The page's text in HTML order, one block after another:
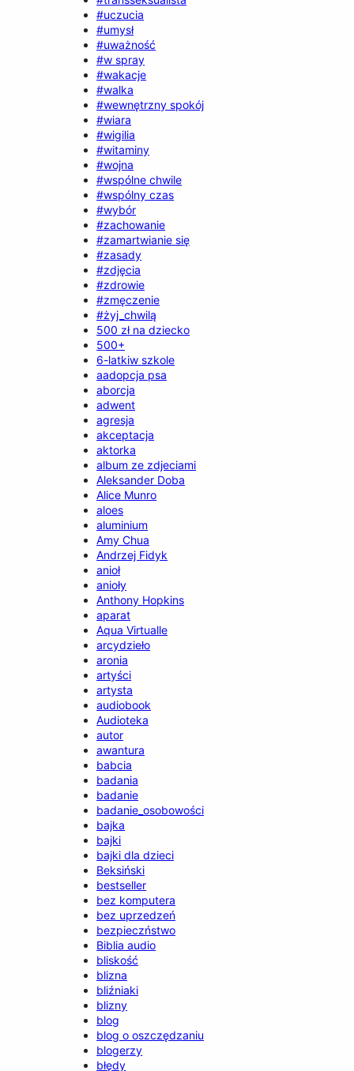
#uczucia
#umysł
#uważność
#w spray
#wakacje
#walka
#wewnętrzny spokój
#wiara
#wigilia
#witaminy
#wojna
#wspólne chwile
#wspólny czas
#wybór
#zachowanie
#zamartwianie się
#zasady
#zdjęcia
#zdrowie
#zmęczenie
#żyj_chwilą
500 zł na dziecko
500+
6-latkiw szkole
aadopcja psa
aborcja
adwent
agresja
akceptacja
aktorka
album ze zdjeciami
Aleksander Doba
Alice Munro
aloes
aluminium
Amy Chua
Andrzej Fidyk
anioł
anioły
Anthony Hopkins
aparat
Aqua Virtualle
arcydzieło
aronia
artyści
artysta
audiobook
Audioteka
autor
awantura
babcia
badania
badanie
badanie_osobowości
bajka
bajki
bajki dla dzieci
Beksiński
bestseller
bez komputera
bez uprzedzeń
bezpieczństwo
Biblia audio
bliskość
blizna
bliźniaki
blizny
blog
blog o oszczędzaniu
blogerzy
błędy